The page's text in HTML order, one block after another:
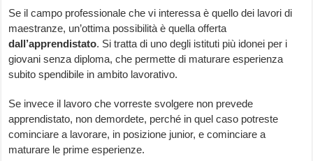
Se il campo professionale che vi interessa è quello dei lavori di
maestranze, un’ottima possibilità è quella offerta
dall’apprendistato. Si tratta di uno degli istituti più idonei per i
giovani senza diploma, che permette di maturare esperienza
subito spendibile in ambito lavorativo.
Se invece il lavoro che vorreste svolgere non prevede
apprendistato, non demordete, perché in quel caso potreste
cominciare a lavorare, in posizione junior, e cominciare a
maturare le prime esperienze.